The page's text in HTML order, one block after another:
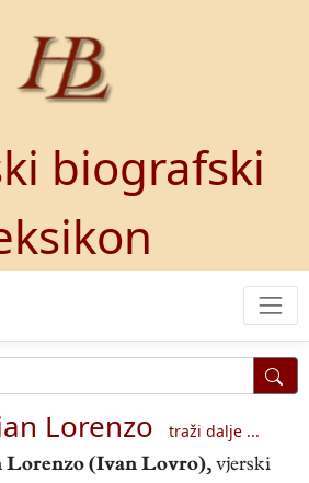
biografski
Lorenzo
traži dalje ...
(Ivan Lovro), vjerski